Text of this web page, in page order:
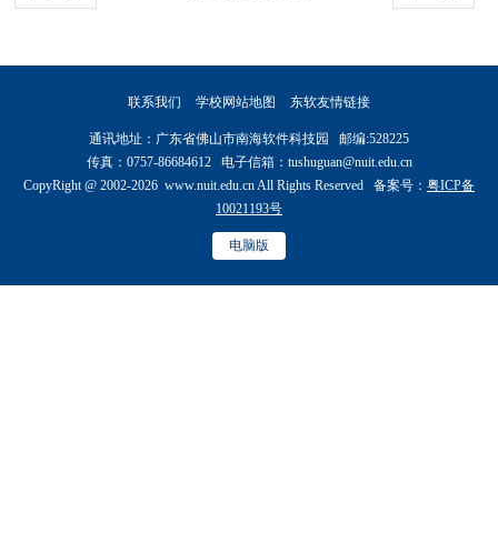
联系我们 学校网站地图 东软友情链接
通讯地址：广东省佛山市南海软件科技园 邮编:528225
传真：0757-86684612 电子信箱：tushuguan@nuit.edu.cn
CopyRight @ 2002-2026 www.nuit.edu.cn All Rights Reserved 备案号： 粤ICP备
10021193号
电脑版